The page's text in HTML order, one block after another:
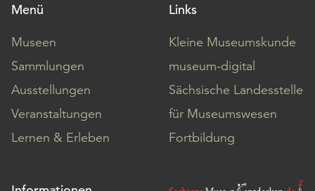
Menü
Museen
Sammlungen
Ausstellungen
Veranstaltungen
Lernen & Erleben
Links
Kleine Museumskunde
museum-digital
Sächsische Landesstelle
für Museumswesen
Fortbildung